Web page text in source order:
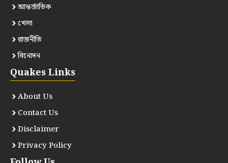
আন্তর্জাতিক
খেলা
রাজনীতি
বিনোদন
Quakes Links
About Us
Contact Us
Disclaimer
Privacy Policy